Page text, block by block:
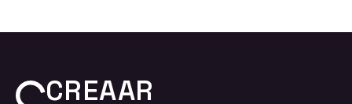
CREAAR